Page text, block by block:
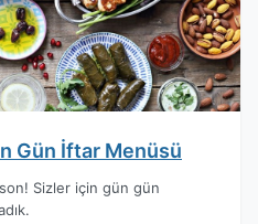
Gün İftar Menüsü
Sizler için gün gün